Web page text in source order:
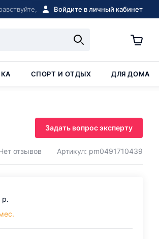
Войдите в личный кабинет
СПОРТ И ОТДЫХ ДЛЯ ДОМА
Задать вопрос эксперту
отзывов Артикул: pm0491710439
р.